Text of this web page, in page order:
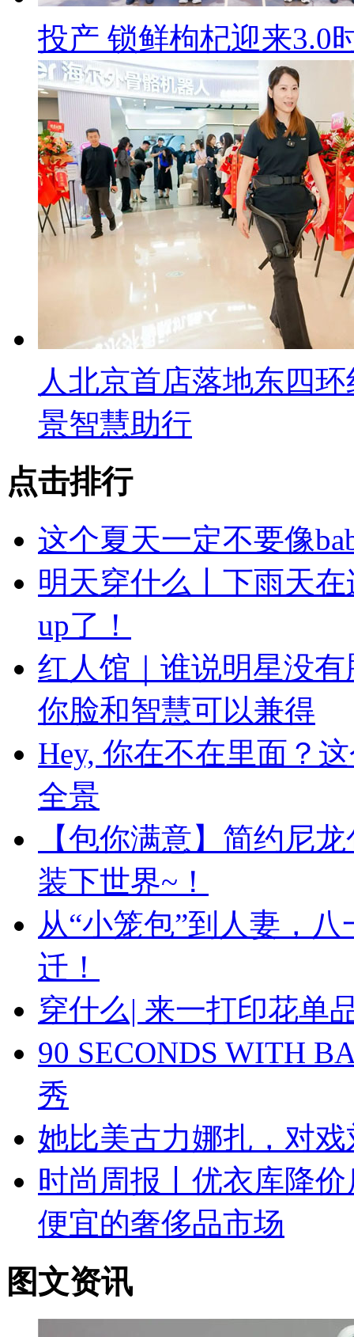
投产 锁鲜枸杞迎来3.0
人北京首店落地东四
景智慧助行
点击排行
这个夏天一定不要像
明天穿什么丨下雨天
up了！
红人馆｜谁说明星没
你脸和智慧可以兼得
Hey, 你在不在里面？
全景
【包你满意】简约尼
装下世界~！
从“小笼包”到人妻，
迁！
穿什么| 来一打印花单
90 SECONDS WITH
秀
她比美古力娜扎，对
时尚周报丨优衣库降
便宜的奢侈品市场
图文资讯